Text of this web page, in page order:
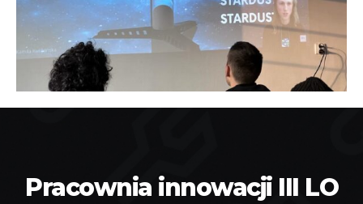
Pracownia innowacji III LO